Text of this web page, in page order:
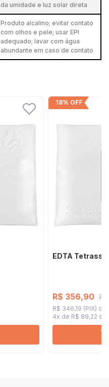
da umidade e luz solar direta
Produto alcalino; evitar contato
com olhos e pele; usar EPI
adequado; lavar com água
abundante em caso de contato
18% OFF
EDTA
R$ 356,90
R$ 346,19 (PIX)
4x de R$ 89,22